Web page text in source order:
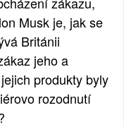
Musk je, jak se
Británii
jeho a
produkty byly
rozodnutí